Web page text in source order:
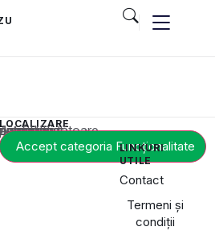
LOCALIZARE
Acest conținut este blocat până când acceptați categoria corespunzătoare de cookie-uri.
Accept categoria Funcționalitate
LINKURI
UTILE
Contact
Termeni și
condiții